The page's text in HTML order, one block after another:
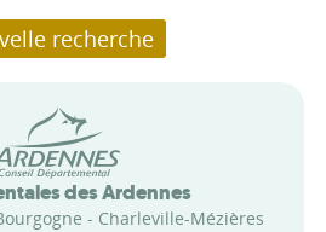
recherche
Conseil départemental des
des Ardennes
- Charleville-Mézières